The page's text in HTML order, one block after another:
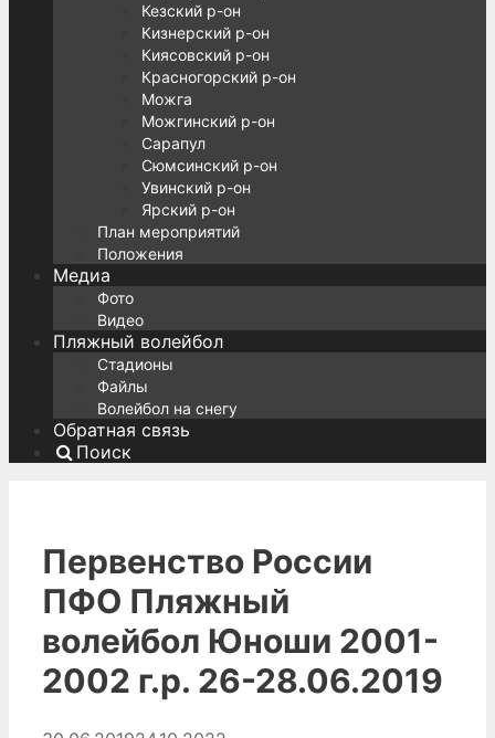
Кезский р-он
Кизнерский р-он
Киясовский р-он
Красногорский р-он
Можга
Можгинский р-он
Сарапул
Сюмсинский р-он
Увинский р-он
Ярский р-он
План мероприятий
Положения
Медиа
Фото
Видео
Пляжный волейбол
Стадионы
Файлы
Волейбол на снегу
Обратная связь
Поиск
Первенство России
ПФО Пляжный
волейбол Юноши 2001-
2002 г.р. 26-28.06.2019